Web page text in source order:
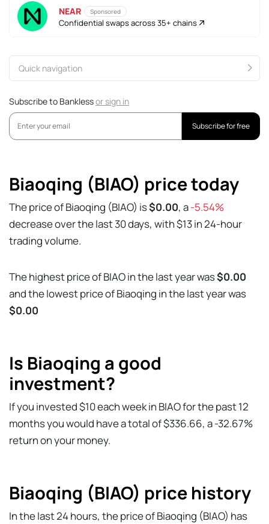
NEAR Sponsored
Confidential swaps across 35+ chains
Quick navigation
Subscribe to Banklessorsign in
Subscribe for free
Biaoqing (BIAO) price today
The price of Biaoqing (BIAO) is$0.00, a-5.54%
decrease over the last 30 days, with $13 in 24-hour
trading volume.
The highest price of BIAO in the last year was$0.00
and the lowest price of Biaoqing in the last year was
$0.00
Is Biaoqing a good
investment?
If you invested $10 each week in BIAO for the past 12
months you would have a total of $336.66, a -32.67%
return on your money.
Biaoqing (BIAO) price history
In the last 24 hours, the price of Biaoqing (BIAO) has